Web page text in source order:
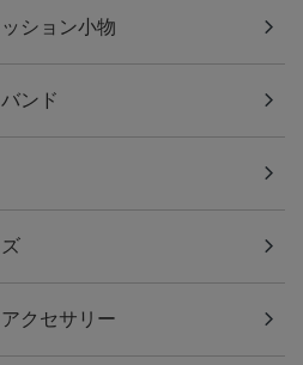
ション小物
ンド
クセサリー